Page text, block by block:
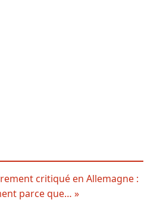
critiqué en Allemagne :
parce que… »